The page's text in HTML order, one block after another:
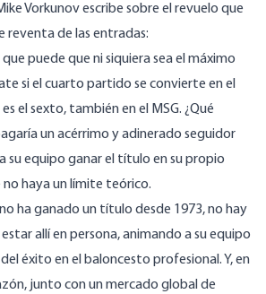
Vorkunov escribe sobre el revuelo que
reventa de las entradas:
puede que ni siquiera sea el máximo
si el cuarto partido se convierte en el
el sexto, también en el MSG. ¿Qué
un acérrimo y adinerado seguidor
su equipo ganar el título en su propio
no haya un límite teórico.
ha ganado un título desde 1973, no hay
allí en persona, animando a su equipo
éxito en el baloncesto profesional. Y, en
junto con un mercado global de